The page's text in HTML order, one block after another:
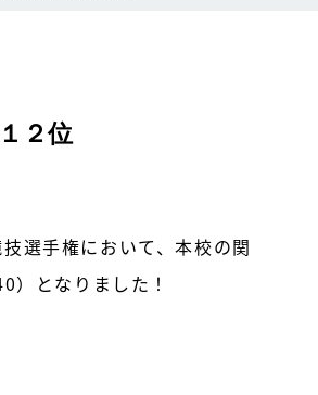
２位
選手権において、本校の関
となりました！